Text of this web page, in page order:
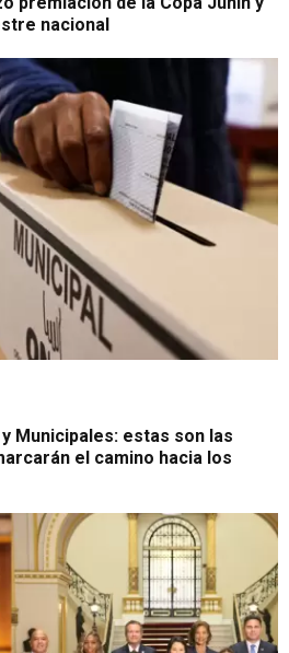
nacional
Municipales: estas son las
el camino hacia los